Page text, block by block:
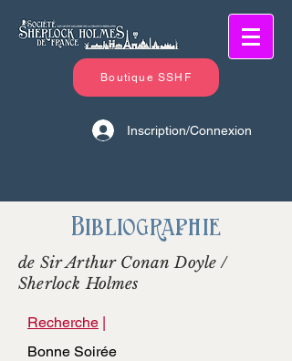
Boutique SSHF
Inscription/Connexion
Bibliographie
de Sir Arthur Conan Doyle /
Sherlock Holmes
Recherche |
Bonne Soirée